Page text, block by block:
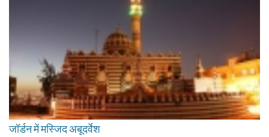
जॉर्डन में मस्जिद अबूदर्वेश